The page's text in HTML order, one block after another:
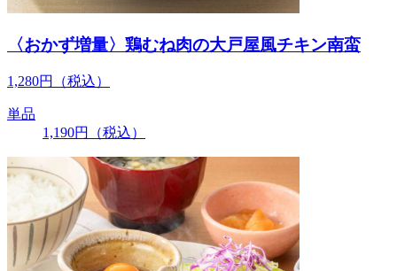
〈おかず増量〉鶏むね肉の大戸屋風チキン南蛮
1,280円 （税込）
単品
1,190円 （税込）